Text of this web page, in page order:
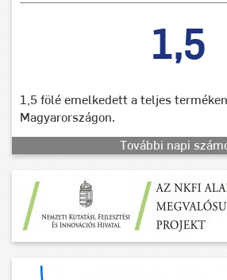
1,5
1,5 fölé emelkedett a teljes
Magyarországon.
További napi